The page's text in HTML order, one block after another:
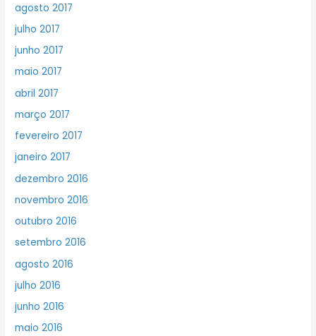
agosto 2017
julho 2017
junho 2017
maio 2017
abril 2017
março 2017
fevereiro 2017
janeiro 2017
dezembro 2016
novembro 2016
outubro 2016
setembro 2016
agosto 2016
julho 2016
junho 2016
maio 2016